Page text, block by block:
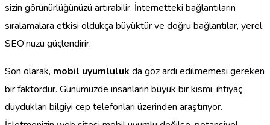
sizin görünürlüğünüzü artırabilir. İnternetteki bağlantıların
sıralamalara etkisi oldukça büyüktür ve doğru bağlantılar, yerel
SEO’nuzu güçlendirir.
Son olarak, mobil uyumluluk da göz ardı edilmemesi gereken
bir faktördür. Günümüzde insanların büyük bir kısmı, ihtiyaç
duydukları bilgiyi cep telefonları üzerinden araştırıyor.